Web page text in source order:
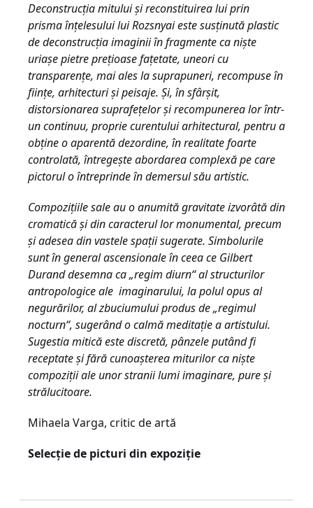
Deconstrucţia mitului şi reconstituirea lui prin
prisma înţelesului lui Rozsnyai este susţinută plastic
de deconstrucţia imaginii în fragmente ca nişte
uriaşe pietre preţioase faţetate, uneori cu
transparenţe, mai ales la suprapuneri, recompuse în
fiinţe, arhitecturi şi peisaje. Şi, în sfârşit,
distorsionarea suprafeţelor şi recompunerea lor într-
un continuu, proprie curentului arhitectural, pentru a
obţine o aparentă dezordine, în realitate foarte
controlată, întregeşte abordarea complexă pe care
pictorul o întreprinde în demersul său artistic.
Compoziţiile sale au o anumită gravitate izvorâtă din
cromatică şi din caracterul lor monumental, precum
şi adesea din vastele spaţii sugerate. Simbolurile
sunt în general ascensionale în ceea ce Gilbert
Durand desemna ca „regim diurn“ al structurilor
antropologice ale imaginarului, la polul opus al
negurărilor, al zbuciumului produs de „regimul
nocturn“, sugerând o calmă meditaţie a artistului.
Sugestia mitică este discretă, pânzele putând fi
receptate şi fără cunoaşterea miturilor ca nişte
compoziţii ale unor stranii lumi imaginare, pure şi
strălucitoare.
Mihaela Varga, critic de artă
Selecție de picturi din expoziție